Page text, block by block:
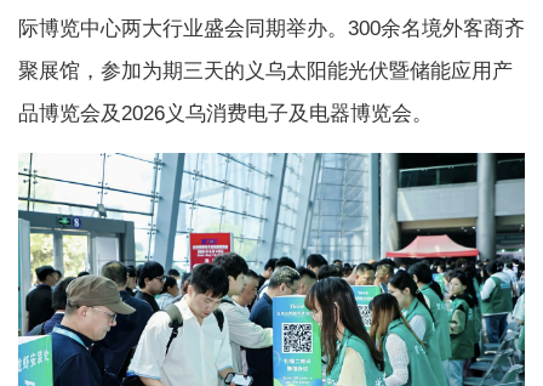
际博览中心两大行业盛会同期举办。300余名境外客商齐
聚展馆，参加为期三天的义乌太阳能光伏暨储能应用产
品博览会及2026义乌消费电子及电器博览会。